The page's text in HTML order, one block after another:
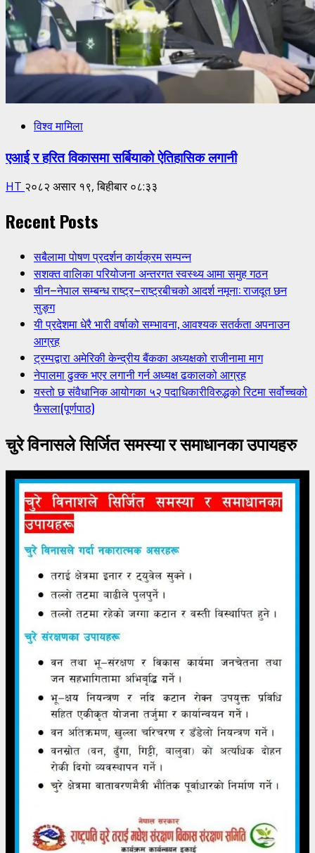
विश्व मामिला
एआई र हरित विकासमा सर्बियाको ऐतिहासिक लगानी
HT २०८२ असार १९, बिहीबार ०८:३३
Recent Posts
सबैलामा पोषण प्रदर्शन कार्यक्रम सम्पन्न
सशक्त वालिका परियोजना अन्तरगत स्वस्थ्य आमा समुह गठन
चीन–नेपाल सम्बन्ध राष्ट्र–राष्ट्रबीचको आदर्श नमूना: राजदूत छन
सुङ्ग
यी प्रदेशमा धेरै भारी वर्षाको सम्भावना, आवश्यक सतर्कता अपनाउन
आग्रह
ट्रम्पद्वारा अमेरिकी केन्द्रीय बैंकका अध्यक्षको राजीनामा माग
नेपालमा ढुक्क भएर लगानी गर्न अध्यक्ष ढकालको आग्रह
यस्तो छ संवैधानिक आयोगका ५२ पदाधिकारीविरुद्धको रिटमा सर्वोच्चको
फैसला(पूर्णपाठ)
चुरे विनासले सिर्जित समस्या र समाधानका उपायहरु